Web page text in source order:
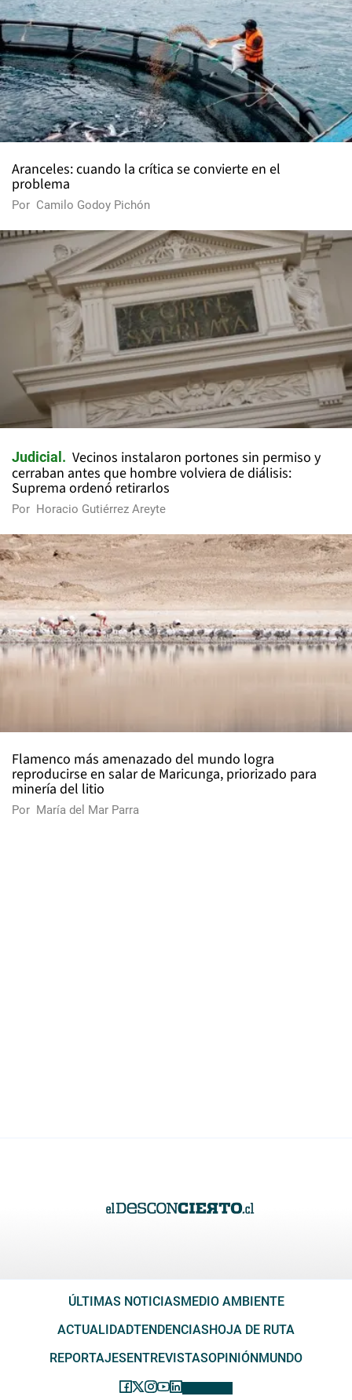
Aranceles: cuando la crítica se convierte en el
problema
Por Camilo Godoy Pichón
Judicial
Vecinos instalaron portones sin permiso y
cerraban antes que hombre volviera de diálisis:
Suprema ordenó retirarlos
Por Horacio Gutiérrez Areyte
Flamenco más amenazado del mundo logra
reproducirse en salar de Maricunga, priorizado para
minería del litio
Por María del Mar Parra
ÚLTIMAS NOTICIASMEDIO AMBIENTE
ACTUALIDADTENDENCIASHOJA DE RUTA
REPORTAJESENTREVISTASOPINIÓNMUNDO